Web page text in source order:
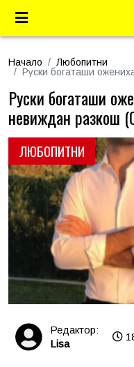
Начало
Любопитни
Руски богаташи
ЛЮБОПИТНИ
Руски богаташи
невиждан разкош
Редактор:
Lisa